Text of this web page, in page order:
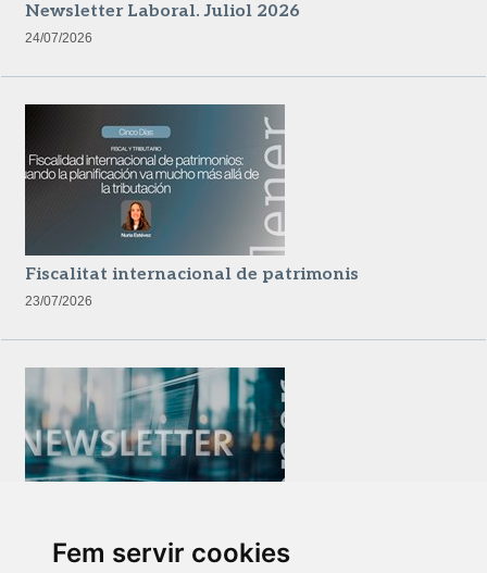
Fem servir cookies
Newsletter Laboral. Juliol 2026
24/07/2026
Fiscalitat internacional de patrimonis
23/07/2026
Newsletter Insolvències i Situacions Especials
14/07/2026